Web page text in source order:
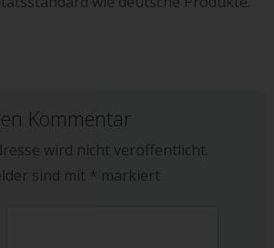
Kommentar
wird nicht veröffentlicht.
sind mit * markiert